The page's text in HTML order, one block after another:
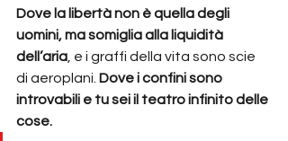
Dove la libertà non è quella degli
uomini, ma somiglia alla liquidità
dell’aria , e i graffi della vita sono scie
di aeroplani. Dove i confini sono
introvabili e tu sei il teatro infinito delle
cose.